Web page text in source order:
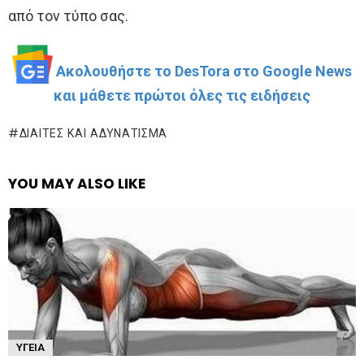
από τον τύπο σας.
Ακολουθήστε το DesTora στο Google News
και μάθετε πρώτοι όλες τις ειδήσεις
ΔΊΑΙΤΕΣ ΚΑΙ ΑΔΥΝΆΤΙΣΜΑ
YOU MAY ALSO LIKE
ΥΓΕΊΑ